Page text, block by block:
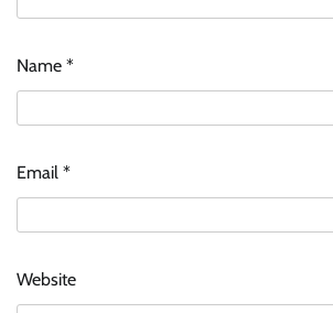
Name *
Email *
Website